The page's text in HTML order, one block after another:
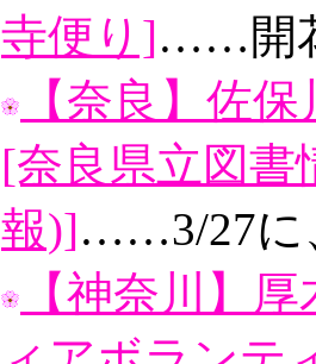
寺便り]……開
【奈良】佐
[奈良県立図書
報)]……3/27に
【神奈川】